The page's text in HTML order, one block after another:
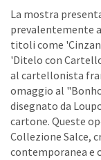
La mostra
prevalentemente
titoli come
'Ditelo con
al cartellonista
omaggio al
disegnato da
cartone. Queste
Collezione Salce,
contemporanea e